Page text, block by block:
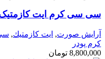
سی سی کرم ایت
آرايش صورت, ايت كازمتيك,
كرم پودر
8,800,000 تومان